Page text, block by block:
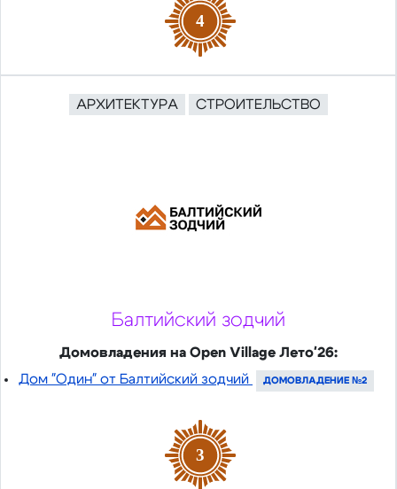
4
АРХИТЕКТУРА СТРОИТЕЛЬСТВО
Балтийский зодчий
Домовладения на Open Village Лето'26:
Дом "Один" от Балтийский зодчий
ДОМОВЛАДЕНИЕ №2
3